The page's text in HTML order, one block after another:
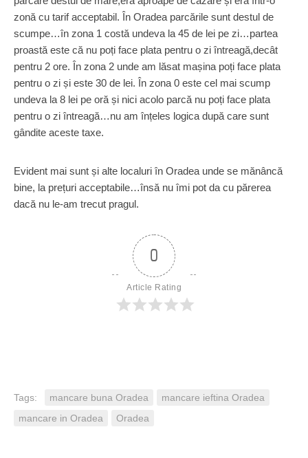
zonă cu tarif acceptabil. În Oradea parcările sunt destul de
scumpe…în zona 1 costă undeva la 45 de lei pe zi…partea
proastă este că nu poți face plata pentru o zi întreagă,decât
pentru 2 ore. În zona 2 unde am lăsat mașina poți face plata
pentru o zi și este 30 de lei. În zona 0 este cel mai scump
undeva la 8 lei pe oră și nici acolo parcă nu poți face plata
pentru o zi întreagă…nu am înțeles logica după care sunt
gândite aceste taxe.
Evident mai sunt și alte localuri în Oradea unde se mănâncă
bine, la prețuri acceptabile…însă nu îmi pot da cu părerea
dacă nu le-am trecut pragul.
0
Article Rating
Tags: mancare buna Oradea
mancare ieftina Oradea
mancare in Oradea
Oradea